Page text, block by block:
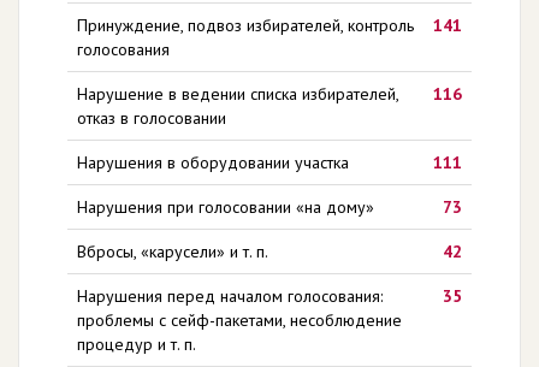
Принуждение, подвоз избирателей, контроль
голосования
141
Нарушение в ведении списка избирателей,
отказ в голосовании
116
Нарушения в оборудовании участка 111
Нарушения при голосовании «на дому» 73
Вбросы, «карусели» и т. п. 42
Нарушения перед началом голосования:
проблемы с сейф-пакетами, несоблюдение
процедур и т. п.
35